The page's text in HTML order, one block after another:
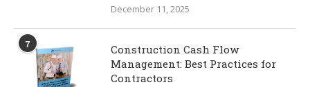
December 11, 2025
7
Construction Cash Flow
Management: Best Practices for
Contractors